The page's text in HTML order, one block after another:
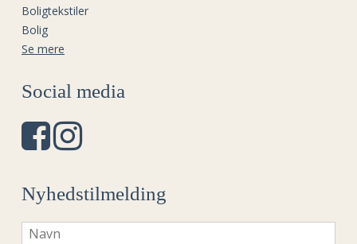
Boligtekstiler
Bolig
Se mere
Social media
Nyhedstilmelding